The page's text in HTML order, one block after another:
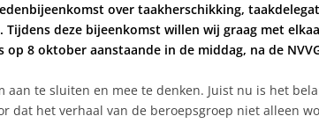
over taakherschikking,
deze bijeenkomst willen wij graag met
8 oktober aanstaande in de middag, na de
te sluiten en mee te denken. Juist nu is het
dat het verhaal van de beroepsgroep niet alleen